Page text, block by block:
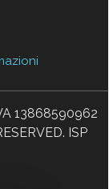
13868590962
ISP